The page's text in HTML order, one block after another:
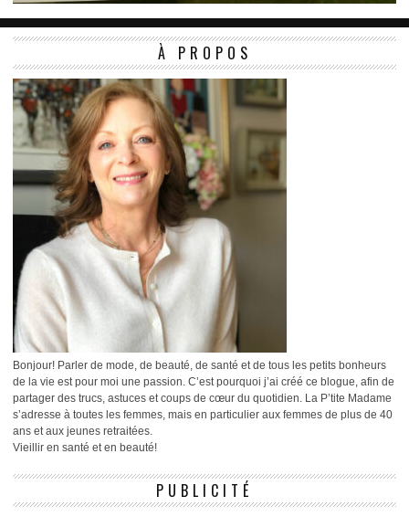
À PROPOS
Bonjour! Parler de mode, de beauté, de santé et de tous les petits bonheurs
de la vie est pour moi une passion. C’est pourquoi j’ai créé ce blogue, afin de
partager des trucs, astuces et coups de cœur du quotidien. La P’tite Madame
s’adresse à toutes les femmes, mais en particulier aux femmes de plus de 40
ans et aux jeunes retraitées.
Vieillir en santé et en beauté!
PUBLICITÉ